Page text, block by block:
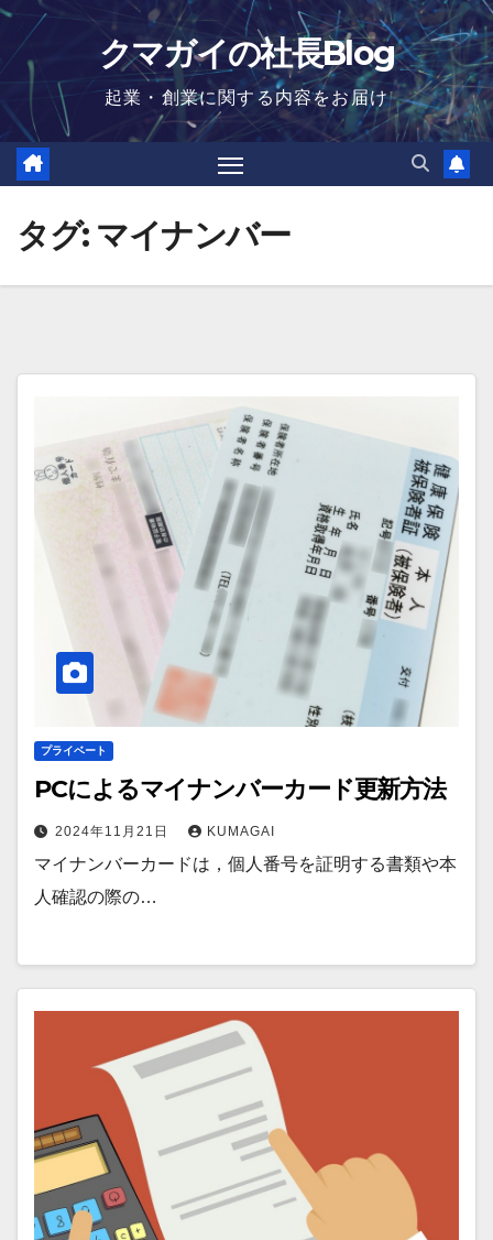
Skip
content
クマガイの社長Blog
起業・創業に関する内容をお届け
タグ: マイナンバー
プライベート
PCによるマイナンバーカード更新方法
2024年11月21日 KUMAGAI
マイナンバーカードは，個人番号を証明する書類や本
人確認の際の…